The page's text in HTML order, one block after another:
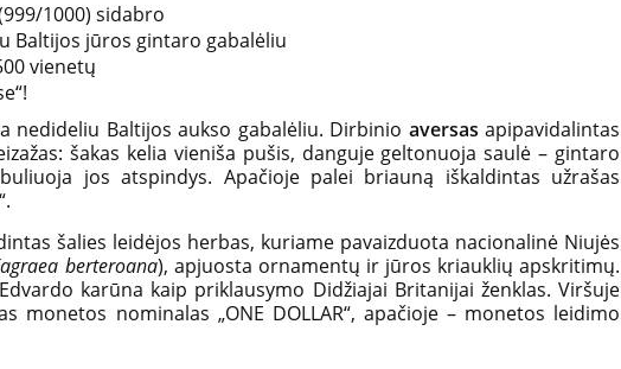
1000) sidabro
Baltijos jūros gintaro gabalėliu
vienetų
nedideliu Baltijos aukso gabalėliu. Dirbinio aversas apipavidalintas
šakas kelia vieniša pušis, danguje geltonuoja saulė – gintaro
jos atspindys. Apačioje palei briauną iškaldintas užrašas
šalies leidėjos herbas, kuriame pavaizduota nacionalinė Niujės
berteroana), apjuosta ornamentų ir jūros kriauklių apskritimų.
karūna kaip priklausymo Didžiajai Britanijai ženklas. Viršuje
monetos nominalas „ONE DOLLAR“, apačioje – monetos leidimo